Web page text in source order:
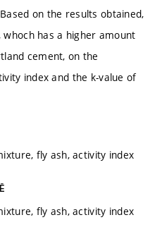
on the results obtained,
has a higher amount
cement, on the
index and the k-value of
fly ash, activity index
fly ash, activity index